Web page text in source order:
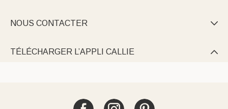
NOUS CONTACTER 
TÉLÉCHARGER L’APPLI CALLIE 